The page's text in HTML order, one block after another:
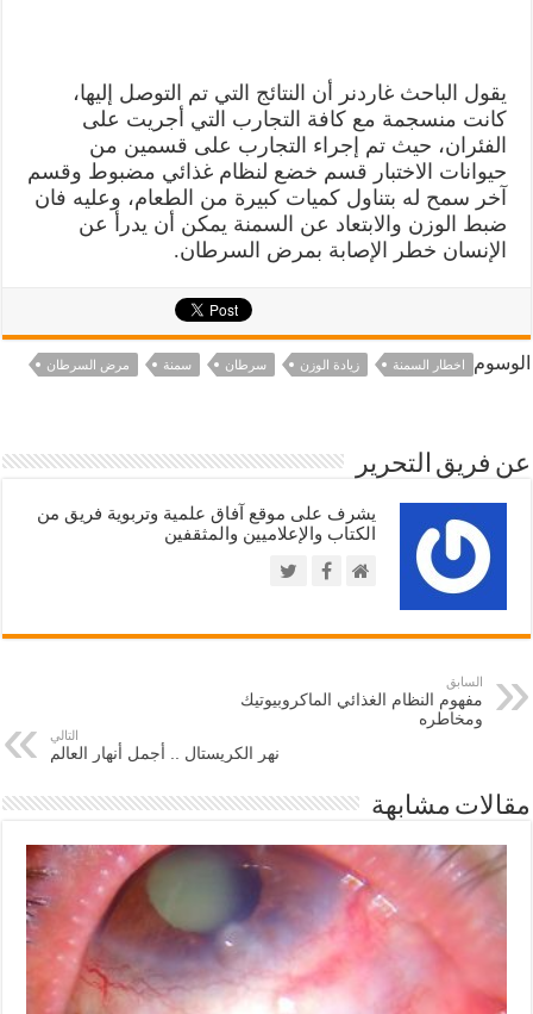
يقول الباحث غاردنر أن النتائج التي تم التوصل إليها،
كانت منسجمة مع كافة التجارب التي أجريت على
الفئران، حيث تم إجراء التجارب على قسمين من
حيوانات الاختبار قسم خضع لنظام غذائي مضبوط وقسم
آخر سمح له بتناول كميات كبيرة من الطعام، وعليه فان
ضبط الوزن والابتعاد عن السمنة يمكن أن يدرأ عن
الإنسان خطر الإصابة بمرض السرطان.
الوسوم اخطار السمنة زيادة الوزن سرطان سمنة مرض السرطان
عن فريق التحرير
يشرف على موقع آفاق علمية وتربوية فريق من
الكتاب والإعلاميين والمثقفين
السابق
مفهوم النظام الغذائي الماكروبيوتيك
ومخاطره
التالي
نهر الكريستال .. أجمل أنهار العالم
مقالات مشابهة